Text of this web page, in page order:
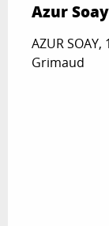
Azur Soay
AZUR
Grimaud